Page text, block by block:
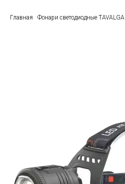
Главная Фонари светодиодные TAVALGA